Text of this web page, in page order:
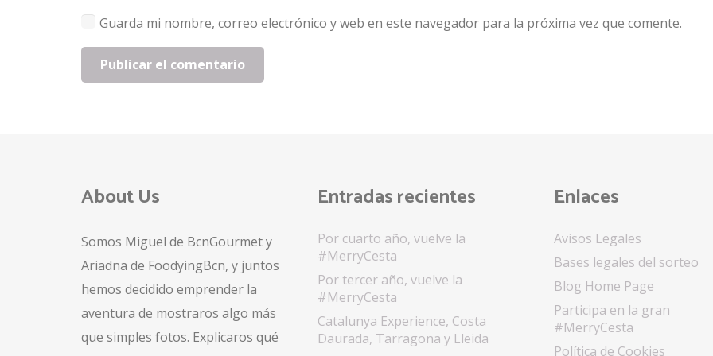
Guarda mi nombre, correo electrónico y web en este navegador para la próxima vez que comente.
Publicar el comentario
About Us
Somos Miguel de BcnGourmet y
Ariadna de FoodyingBcn, y juntos
hemos decidido emprender la
aventura de mostraros algo más
que simples fotos. Explicaros qué
Entradas recientes
Por cuarto año, vuelve la
#MerryCesta
Por tercer año, vuelve la
#MerryCesta
Catalunya Experience, Costa
Daurada, Tarragona y Lleida
Enlaces
Avisos Legales
Bases legales del sorteo
Blog Home Page
Participa en la gran
#MerryCesta
Política de Cookies